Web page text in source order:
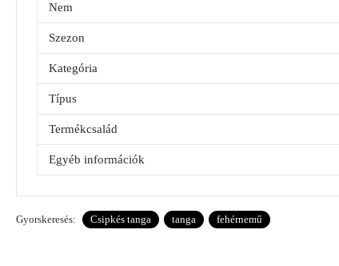
Nem
Szezon
Kategória
Típus
Termékcsalád
Egyéb információk
Gyorskeresés: Csipkés tanga tanga fehérnemű